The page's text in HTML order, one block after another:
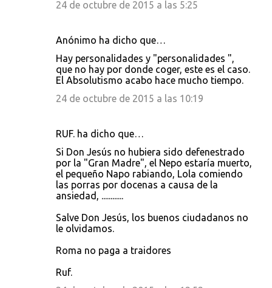
24 de octubre de 2015 a las 5:25
Anónimo ha dicho que…
Hay personalidades y "personalidades ",
que no hay por donde coger, este es el caso.
El Absolutismo acabo hace mucho tiempo.
24 de octubre de 2015 a las 10:19
RUF. ha dicho que…
Si Don Jesús no hubiera sido defenestrado
por la "Gran Madre", el Nepo estaría muerto,
el pequeño Napo rabiando, Lola comiendo
las porras por docenas a causa de la
ansiedad, ............
Salve Don Jesús, los buenos ciudadanos no
le olvidamos.
Roma no paga a traidores
Ruf.